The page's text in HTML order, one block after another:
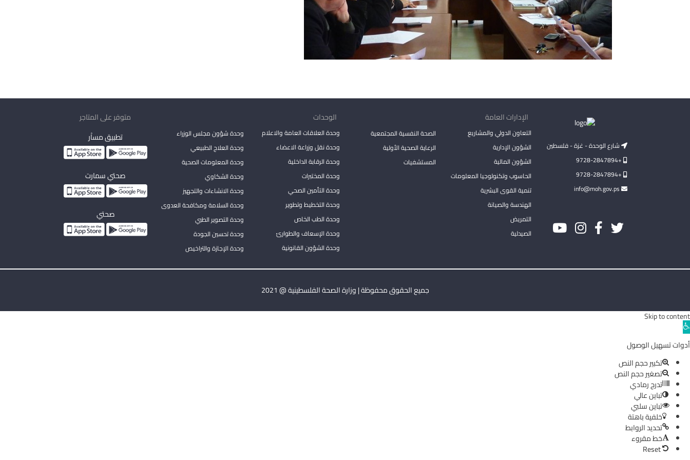
شارع الوحدة - غزة - فلسطين
+9728-2847894
+9728-2847894
الإدارات العامة
التعاون الدولي والمشاريع
الشؤون الإدارية
الشؤون المالية
الحاسوب وتكنولوجيا المعلومات
تنمية القوى البشرية
الهندسة والصيانة
التمريض
الصيدلية
الصحة النفسية المجتمعية
الرعاية الصحية الأولية
المستشفيات
الوحدات
وحدة العلاقات العامة والاعلام
وحدة نقل وزراعة الاعضاء
وحدة الرقابة الداخلية
وحدة المختبرات
وحدة التأمين الصحي
وحدة التخطيط وتطوير
وحدة الطب الخاص
وحدة الإسعاف والطوارئ
وحدة الشؤون القانونية
وحدة شؤون مجلس الوزراء
وحدة العلاج الطبيعي
وحدة المعلومات الصحية
وحدة الشكاوي
وحدة الانشاءات والتجهيز
وحدة السلامة ومكافحة العدوى
وحدة التصوير الطبي
وحدة تحسين الجودة
وحدة الإجازة والتراخيص
متوفر على المتاجر
تطبيق مساْر
صحتي سمارت
صحتي
جميع الحقوق محفوظة | وزارة الصحة الفلسطينية @ 2021
Skip to content
Open
toolbar
أدوات تسهيل الوصول
تكبير حجم النص
تصغير حجم النص
تدرج رمادي
تباين عالي
تباين سلبي
خلفية باهتة
تحديد الروابط
خط مقروء
Reset